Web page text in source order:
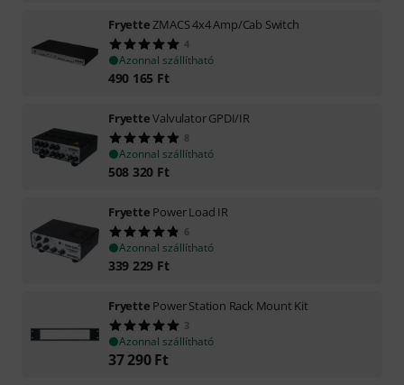
Fryette ZMACS 4x4 Amp/Cab Switch
4
Azonnal szállítható
490 165 Ft
FryetteValvulator GPDI/IR
8
Azonnal szállítható
508 320 Ft
Fryette Power Load IR
6
Azonnal szállítható
339 229 Ft
Fryette Power Station Rack Mount Kit
3
Azonnal szállítható
37 290 Ft